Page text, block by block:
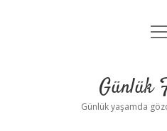
Yasal
Günlük
Günlük yaşamda